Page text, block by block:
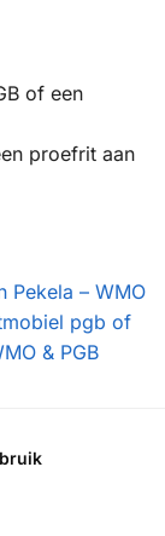
of een
proefrit aan
Pekela – WMO
pgb of
& PGB